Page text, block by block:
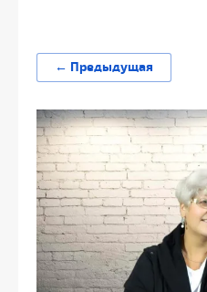
← Предыдущая